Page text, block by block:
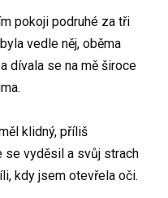
pokoji podruhé za tři
vedle něj, oběma
dívala se na mě široce
klidný, příliš
se vyděsil a svůj strach
kdy jsem otevřela oči.